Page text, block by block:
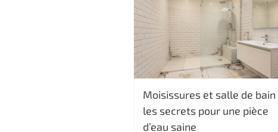
Moisissures et salle de bain
les secrets pour une pièce
d’eau saine